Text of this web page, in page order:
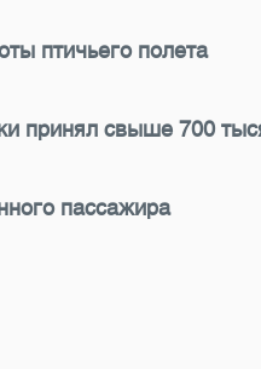
птичьего полета
принял свыше 700
пассажира